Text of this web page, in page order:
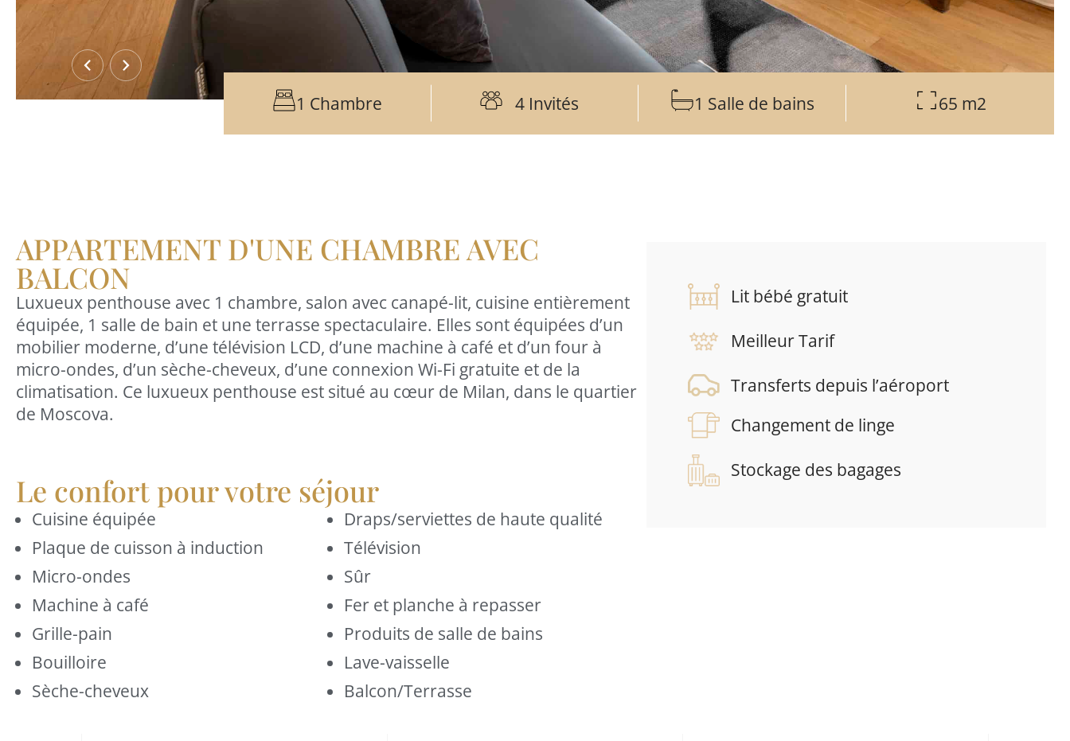
‹ ›
1 Chambre 4 Invités 1 Salle de bains 65 m2
APPARTEMENT D'UNE CHAMBRE AVEC
BALCON
Luxueux penthouse avec 1 chambre, salon avec canapé-lit, cuisine entièrement
équipée, 1 salle de bain et une terrasse spectaculaire. Elles sont équipées d’un
mobilier moderne, d’une télévision LCD, d’une machine à café et d’un four à
micro-ondes, d’un sèche-cheveux, d’une connexion Wi-Fi gratuite et de la
climatisation. Ce luxueux penthouse est situé au cœur de Milan, dans le quartier
de Moscova.
Le confort pour votre séjour
Cuisine équipée
Plaque de cuisson à induction
Micro-ondes
Machine à café
Grille-pain
Bouilloire
Sèche-cheveux
Draps/serviettes de haute qualité
Télévision
Sûr
Fer et planche à repasser
Produits de salle de bains
Lave-vaisselle
Balcon/Terrasse
Lit bébé gratuit
Meilleur Tarif
Transferts depuis l’aéroport
Changement de linge
Stockage des bagages